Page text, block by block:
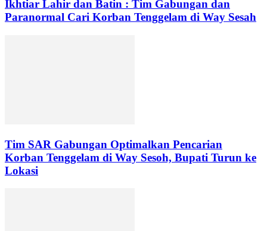
Ikhtiar Lahir dan Batin : Tim Gabungan dan
Paranormal Cari Korban Tenggelam di Way Sesah
Tim SAR Gabungan Optimalkan Pencarian
Korban Tenggelam di Way Sesoh, Bupati Turun ke
Lokasi